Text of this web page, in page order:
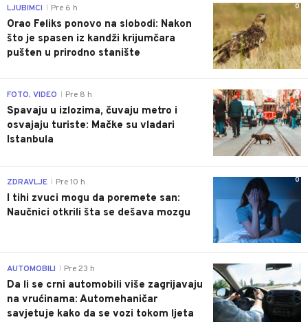
0
LJUBIMCI Pre 6 h
Orao Feliks ponovo na slobodi: Nakon
što je spasen iz kandži krijumčara
pušten u prirodno stanište
0
FOTO, VIDEO Pre 8 h
Spavaju u izlozima, čuvaju metro i
osvajaju turiste: Mačke su vladari
Istanbula
0
ZDRAVLJE Pre 10 h
I tihi zvuci mogu da poremete san:
Naučnici otkrili šta se dešava mozgu
AUTOMOBILI Pre 23 h
Da li se crni automobili više zagrijavaju
na vrućinama: Automehaničar
savjetuje kako da se vozi tokom ljeta